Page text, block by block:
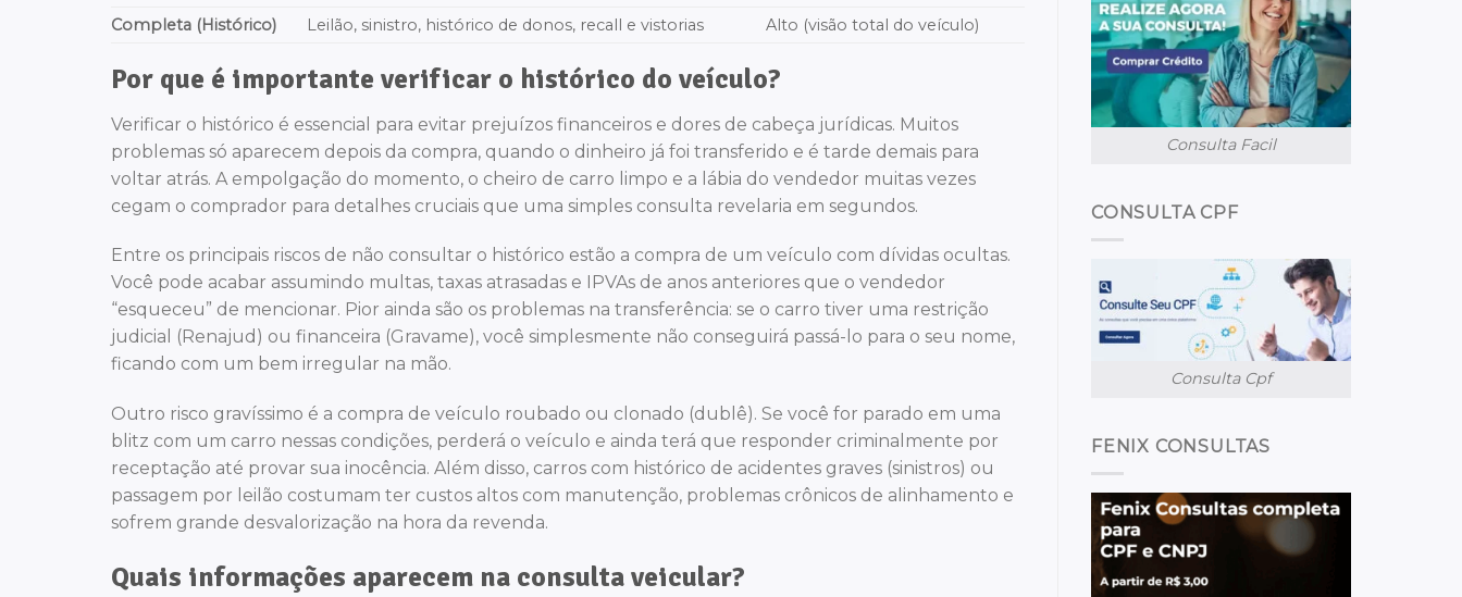
Completa (Histórico)
Leilão, sinistro, histórico de donos, recall e vistorias Alto (visão total do veículo)
Por que é importante verificar o histórico do veículo?
Verificar o histórico é essencial para evitar prejuízos financeiros e dores de cabeça jurídicas. Muitos
problemas só aparecem depois da compra, quando o dinheiro já foi transferido e é tarde demais para
voltar atrás. A empolgação do momento, o cheiro de carro limpo e a lábia do vendedor muitas vezes
cegam o comprador para detalhes cruciais que uma simples consulta revelaria em segundos.
Entre os principais riscos de não consultar o histórico estão a compra de um veículo com dívidas ocultas.
Você pode acabar assumindo multas, taxas atrasadas e IPVAs de anos anteriores que o vendedor
“esqueceu” de mencionar. Pior ainda são os problemas na transferência: se o carro tiver uma restrição
judicial (Renajud) ou financeira (Gravame), você simplesmente não conseguirá passá-lo para o seu nome,
ficando com um bem irregular na mão.
Outro risco gravíssimo é a compra de veículo roubado ou clonado (dublê). Se você for parado em uma
blitz com um carro nessas condições, perderá o veículo e ainda terá que responder criminalmente por
receptação até provar sua inocência. Além disso, carros com histórico de acidentes graves (sinistros) ou
passagem por leilão costumam ter custos altos com manutenção, problemas crônicos de alinhamento e
sofrem grande desvalorização na hora da revenda.
Quais informações aparecem na consulta veicular?
Consulta Facil
CONSULTA CPF
Consulta Cpf
FENIX CONSULTAS